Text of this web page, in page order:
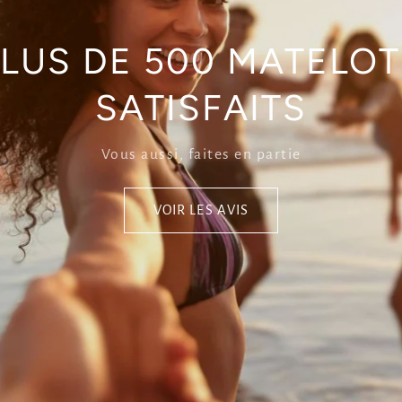
DE 500
SATISFAITS
Vous aussi, faites en partie
VOIR LES AVIS